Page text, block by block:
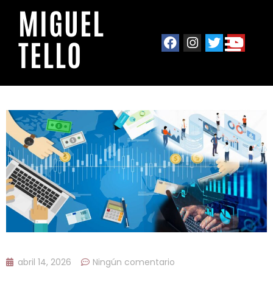
MIGUEL
TELLO
abril 14, 2026 Ningún comentario